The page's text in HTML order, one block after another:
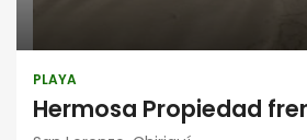
PLAYA
Hermosa Propiedad